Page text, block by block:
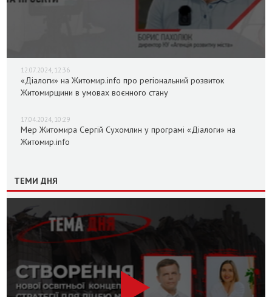
12.07.2024, 12:36
«Діалоги» на Житомир.info про регіональний розвиток
Житомирщини в умовах воєнного стану
17.04.2024, 10:29
Мер Житомира Сергій Сухомлин у програмі «Діалоги» на
Житомир.info
ТЕМИ ДНЯ